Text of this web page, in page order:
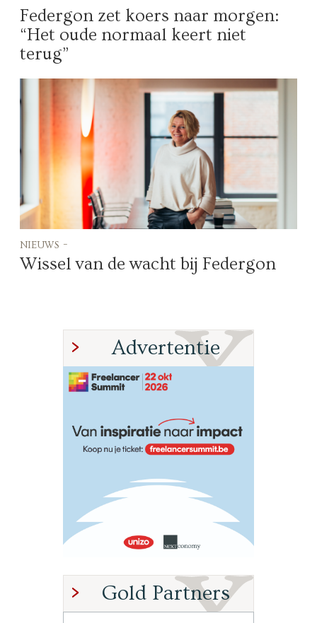
Federgon zet koers naar morgen:
“Het oude normaal keert niet
terug”
nieuws -
Wissel van de wacht bij Federgon
Advertentie
Gold Partners